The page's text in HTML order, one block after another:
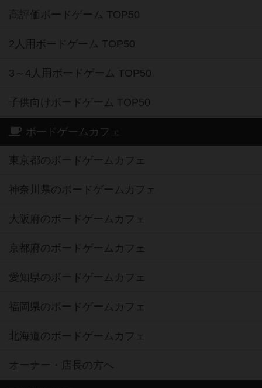
高評価ボードゲーム TOP50
2人用ボードゲーム TOP50
3～4人用ボードゲーム TOP50
子供向けボードゲーム TOP50
ボードゲームカフェ
東京都のボードゲームカフェ
神奈川県のボードゲームカフェ
大阪府のボードゲームカフェ
京都府のボードゲームカフェ
愛知県のボードゲームカフェ
福岡県のボードゲームカフェ
北海道のボードゲームカフェ
オーナー・店長の方へ